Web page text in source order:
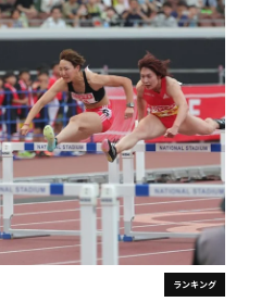
ランキング